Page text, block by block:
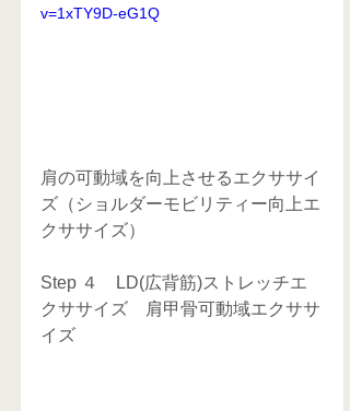
v=1xTY9D-eG1Q
肩の可動域を向上させるエクササイ
ズ（ショルダーモビリティー向上エ
クササイズ）
Step ４　LD(広背筋)ストレッチエ
クササイズ　肩甲骨可動域エクササ
イズ